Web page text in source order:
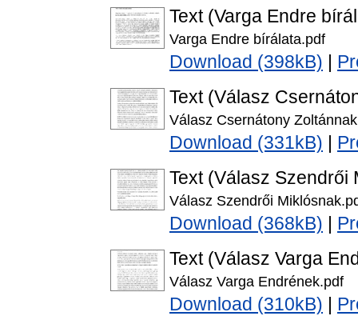
Text (Varga Endre
Varga Endre bírálata.pdf
Download (398kB)
Text (Válasz
Válasz Csernátony
Download (331kB)
Text (Válasz Szendrői
Válasz Szendrői
Download (368kB)
Text (Válasz Varga
Válasz Varga Endrének.pdf
Download (310kB)